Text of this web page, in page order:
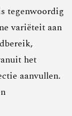
tegenwoordig
variëteit aan
het
aanvullen.